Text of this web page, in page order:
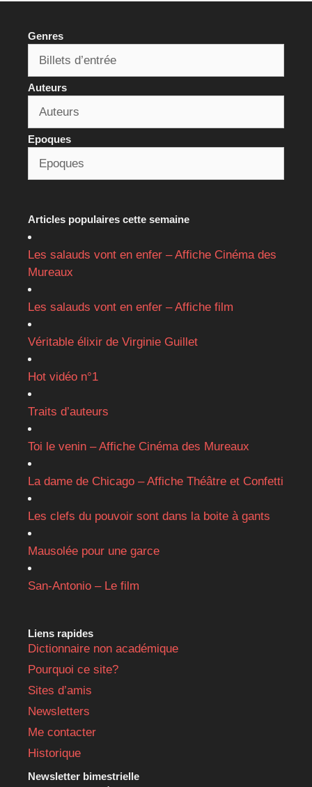
Genres
Auteurs
Epoques
Articles populaires cette semaine
Les salauds vont en enfer – Affiche Cinéma des
Mureaux
Les salauds vont en enfer – Affiche film
Véritable élixir de Virginie Guillet
Hot vidéo n°1
Traits d’auteurs
Toi le venin – Affiche Cinéma des Mureaux
La dame de Chicago – Affiche Théâtre et Confetti
Les clefs du pouvoir sont dans la boite à gants
Mausolée pour une garce
San-Antonio – Le film
Liens rapides
Dictionnaire non académique
Pourquoi ce site?
Sites d’amis
Newsletters
Me contacter
Historique
Newsletter bimestrielle